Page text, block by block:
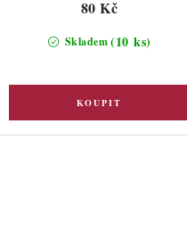
Skladem(10 ks)
80 Kč